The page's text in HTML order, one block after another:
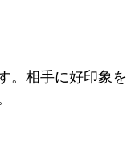
。相手に好印象を